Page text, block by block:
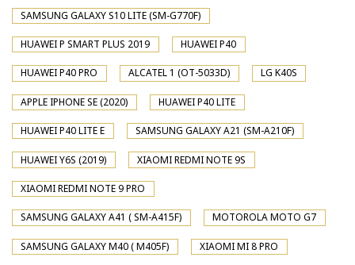
SAMSUNG GALAXY S10 LITE (SM-G770F)
HUAWEI P SMART PLUS 2019 HUAWEI P40
HUAWEI P40 PRO ALCATEL 1 (OT-5033D) LG K40S
APPLE IPHONE SE (2020) HUAWEI P40 LITE
HUAWEI P40 LITE E SAMSUNG GALAXY A21 (SM-A210F)
HUAWEI Y6S (2019) XIAOMI REDMI NOTE 9S
XIAOMI REDMI NOTE 9 PRO
SAMSUNG GALAXY A41 ( SM-A415F) MOTOROLA MOTO G7
SAMSUNG GALAXY M40 ( M405F) XIAOMI MI 8 PRO